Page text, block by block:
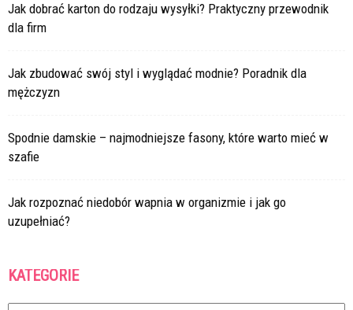
Jak dobrać karton do rodzaju wysyłki? Praktyczny przewodnik
dla firm
Jak zbudować swój styl i wyglądać modnie? Poradnik dla
mężczyzn
Spodnie damskie – najmodniejsze fasony, które warto mieć w
szafie
Jak rozpoznać niedobór wapnia w organizmie i jak go
uzupełniać?
KATEGORIE
Kategorie